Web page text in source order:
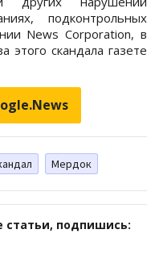
подконтрольных
News Corporation, в
этого скандала газете
Мердок
статьи, подпишись: